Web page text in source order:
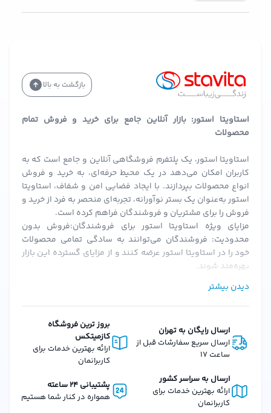
بازگشت به بالا
استاویتا استور: بازار آنلاین جامع برای خرید و فروش تمام
محصولات
استاویتا استور، یک پلتفرم فروشگاهی آنلاین و جامع است که به
کاربران امکان می‌دهد در یک محیط حرفه‌ای، به خرید و فروش
انواع محصولات بپردازند. با ایجاد فضایی امن و شفاف، استاویتا
استور به‌عنوان یک بستر نوآورانه، تجربه‌ای منحصر به فرد از خرید و
فروش را برای مشتریان و فروشندگان فراهم کرده است.
مزایای ویژه استاویتا استور برای فروشندگان:فروش بدون
محدودیت: فروشندگان می‌توانند به سادگی تمامی محصولات
خود را در استاویتا استور عرضه کنند و از مزایای گسترده این بازار
بهره‌مند شوند.
فروشندگان می‌توانند به سرعت فعالیت خود را آغاز کنند.
کمیسیون‌های منعطف: استاویتا استور با ارائه کمیسیون‌های
قابل تنظیم، شرایطی را فراهم می‌کند که فروشندگان بتوانند به
بهترین نحو از پلتفرم استفاده کنند.
امکانات و ویژگی‌های استاویتا استور برای مشتریان:تنوع گسترده
محصولات: از لوازم آرایشی، بهداشتی، عطرها و محصولات دیگر، تا
کالاهای دیجیتال و فیزیکی، استاویتا استور همه نیازهای شما را
پوشش می‌دهد.
ارسال سریع سفارش‌ها: سفارشات در استاویتا استور با سرعت و
دیدن بیشتر
ارسال رایگان به تهران
ارسال سریع سفارشات قبل از
ساعت 17
بروز ترین فروشگاه
کازمیتکس
ارائه بهترین خدمات برای
کاربرانمان
ارسال به سراسر کشور
ارائه بهترین خدمات برای
کاربرانمان
پشتیبانی 24 ساعته
همواره در کنار شما هستیم